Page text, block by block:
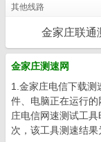
其他线路
金家庄联通
金家庄测速网
1.金家庄电信下载测
件、电脑正在运行
庄电信网速测试工
次，该工具测速结果